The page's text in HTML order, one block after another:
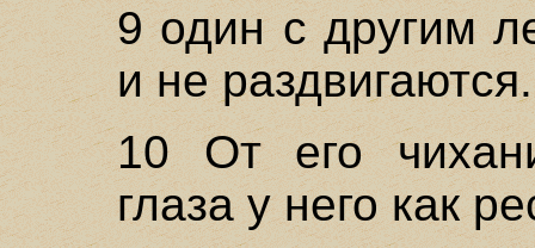
9 один с другим
и не раздвигаются.
10 От его
глаза у него как